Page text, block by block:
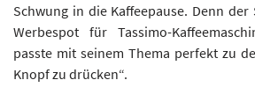
Schwung in die Kaffeepause. Denn
Werbespot für Tassimo-
passte mit seinem Thema perfekt zu
Knopf zu drücken“.